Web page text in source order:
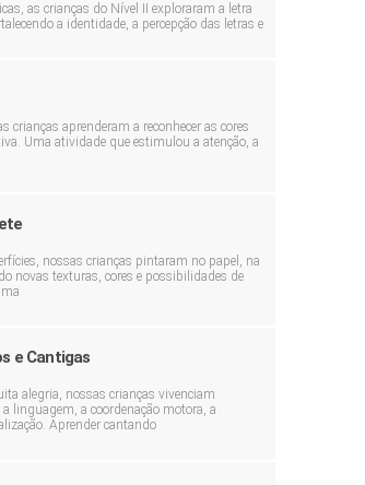
as crianças do Nível II exploraram a letra
a identidade, a percepção das letras e
crianças aprenderam a reconhecer as cores
Uma atividade que estimulou a atenção, a
nossas crianças pintaram no papel, na
novas texturas, cores e possibilidades de
e Cantigas
alegria, nossas crianças vivenciam
linguagem, a coordenação motora, a
Aprender cantando